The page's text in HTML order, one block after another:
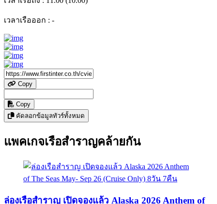
เวลาเรือออก : -
Copy
Copy
คัดลอกข้อมูลทัวร์ทั้งหมด
แพคเกจเรือสำราญคล้ายกัน
ล่องเรือสำราญ เปิดจองแล้ว Alaska 2026 Anthem of